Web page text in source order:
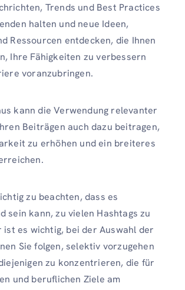
Trends und Best Practices
halten und neue Ideen,
Ressourcen entdecken, die Ihnen
Ihre Fähigkeiten zu verbessern
voranzubringen.
kann die Verwendung relevanter
Beiträgen auch dazu beitragen,
zu erhöhen und ein breiteres
zu beachten, dass es
sein kann, zu vielen Hashtags zu
ist es wichtig, bei der Auswahl der
Sie folgen, selektiv vorzugehen
zu konzentrieren, die für
und beruflichen Ziele am